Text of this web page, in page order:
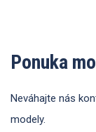
Ponuka
Neváhajte nás
modely.